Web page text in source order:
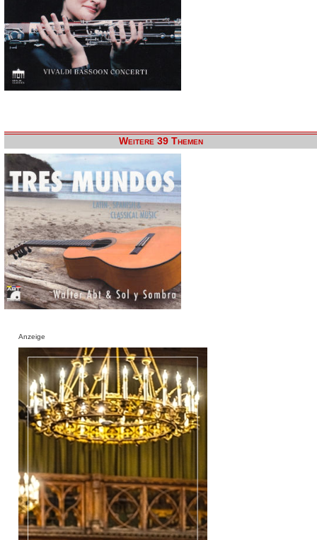
Weitere 39 Themen
Anzeige